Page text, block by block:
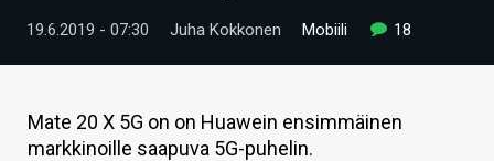
TECHBBS
HINTA.FI
19.6.2019 - 07:30 Juha Kokkonen Mobiili 18
Mate 20 X 5G on on Huawein ensimmäinen
markkinoille saapuva 5G-puhelin.